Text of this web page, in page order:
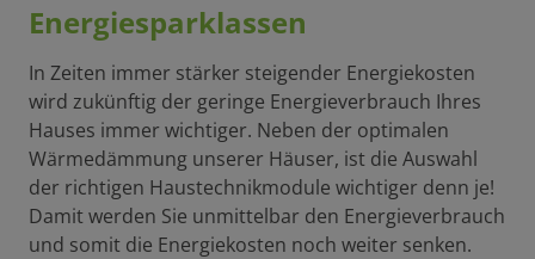
Energiesparklassen
In Zeiten immer stärker steigender Energiekosten
wird zukünftig der geringe Energieverbrauch Ihres
Hauses immer wichtiger. Neben der optimalen
Wärmedämmung unserer Häuser, ist die Auswahl
der richtigen Haustechnikmodule wichtiger denn je!
Damit werden Sie unmittelbar den Energieverbrauch
und somit die Energiekosten noch weiter senken.